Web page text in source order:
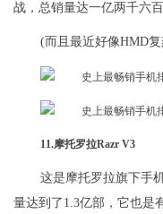
战，总销量达一亿两千六百
(而且最近好像HMD
11.摩托罗拉Razr V3
这是摩托罗拉旗下手
量达到了1.3亿部，它也是